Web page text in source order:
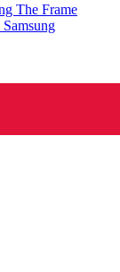
The Frame